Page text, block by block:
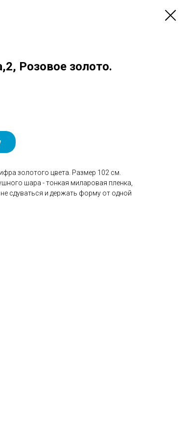
Розовое золото.
золотого цвета. Размер 102 см.
шара - тонкая миларовая пленка,
сдуваться и держать форму от одной